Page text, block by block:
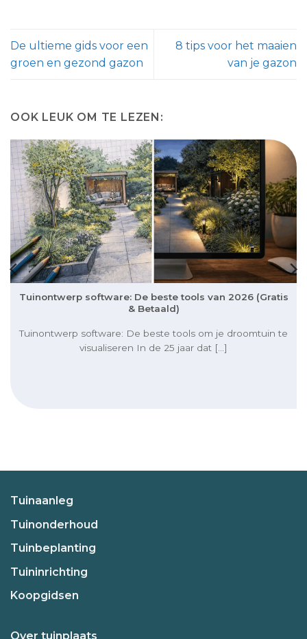
De ultieme gids voor een
groen en gezond gazon
8 tips voor het maaien
van je gazon
OOK LEUK OM TE LEZEN:
Tuinontwerp software: De beste tools van 2026 (Gratis
& Betaald)
Tuinontwerp software: De beste tools om je droomtuin te
visualiseren In de 25 jaar dat [...]
Tuinaanleg
Tuinonderhoud
Tuinbeplanting
Tuininrichting
Koopgidsen
Over tuinplaats